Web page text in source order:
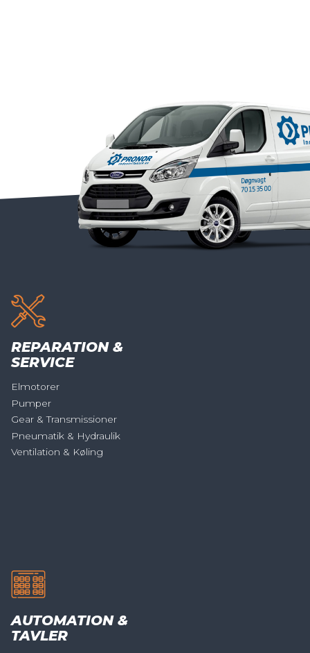
REPARATION &
SERVICE
Elmotorer
Pumper
Gear & Transmissioner
Pneumatik & Hydraulik
Ventilation & Køling
AUTOMATION &
TAVLER